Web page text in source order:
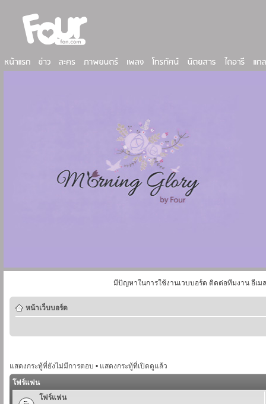
มีปัญหาในการใช้งานเวบบอร์ด ติดต่อทีมงาน อีเม
หน้าเว็บบอร์ด
แสดงกระทู้ที่ยังไม่มีการตอบ • แสดงกระทู้ที่เปิดดูแล้ว
โฟร์แฟน
โฟร์แฟน